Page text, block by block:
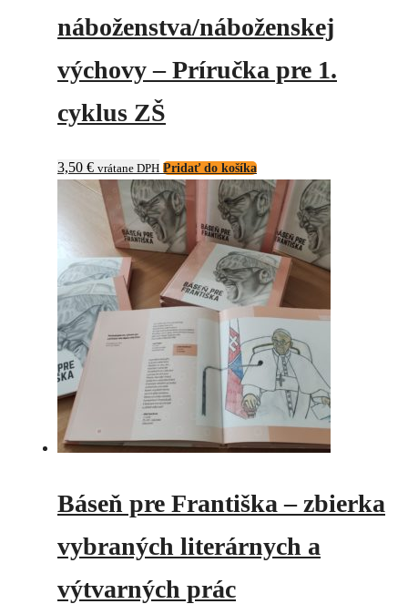
náboženstva/náboženskej
výchovy – Príručka pre 1.
cyklus ZŠ
3,50 € vrátane DPH Pridať do košíka
Báseň pre Františka – zbierka
vybraných literárnych a
výtvarných prác